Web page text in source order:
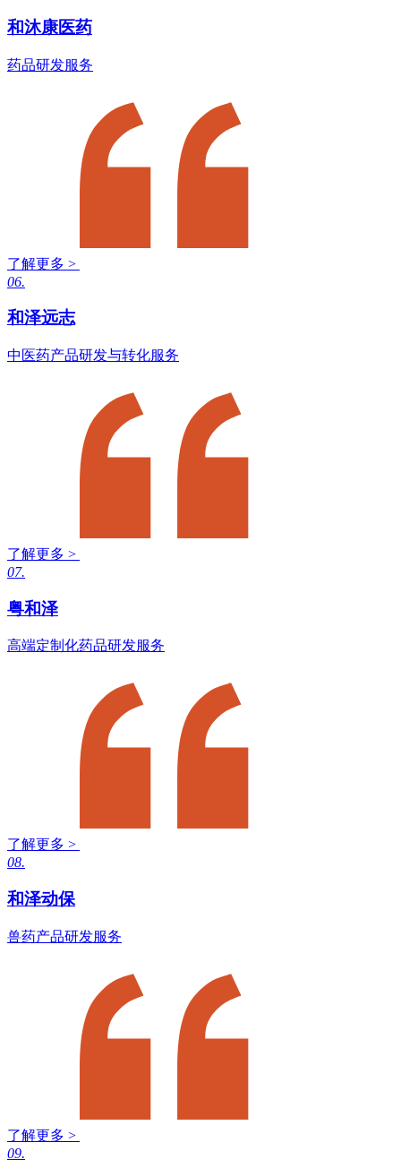
和沐康医药
药品研发服务
了解更多 >
06.
和泽远志
中医药产品研发与转化服务
了解更多 >
07.
粤和泽
高端定制化药品研发服务
了解更多 >
08.
和泽动保
兽药产品研发服务
了解更多 >
09.